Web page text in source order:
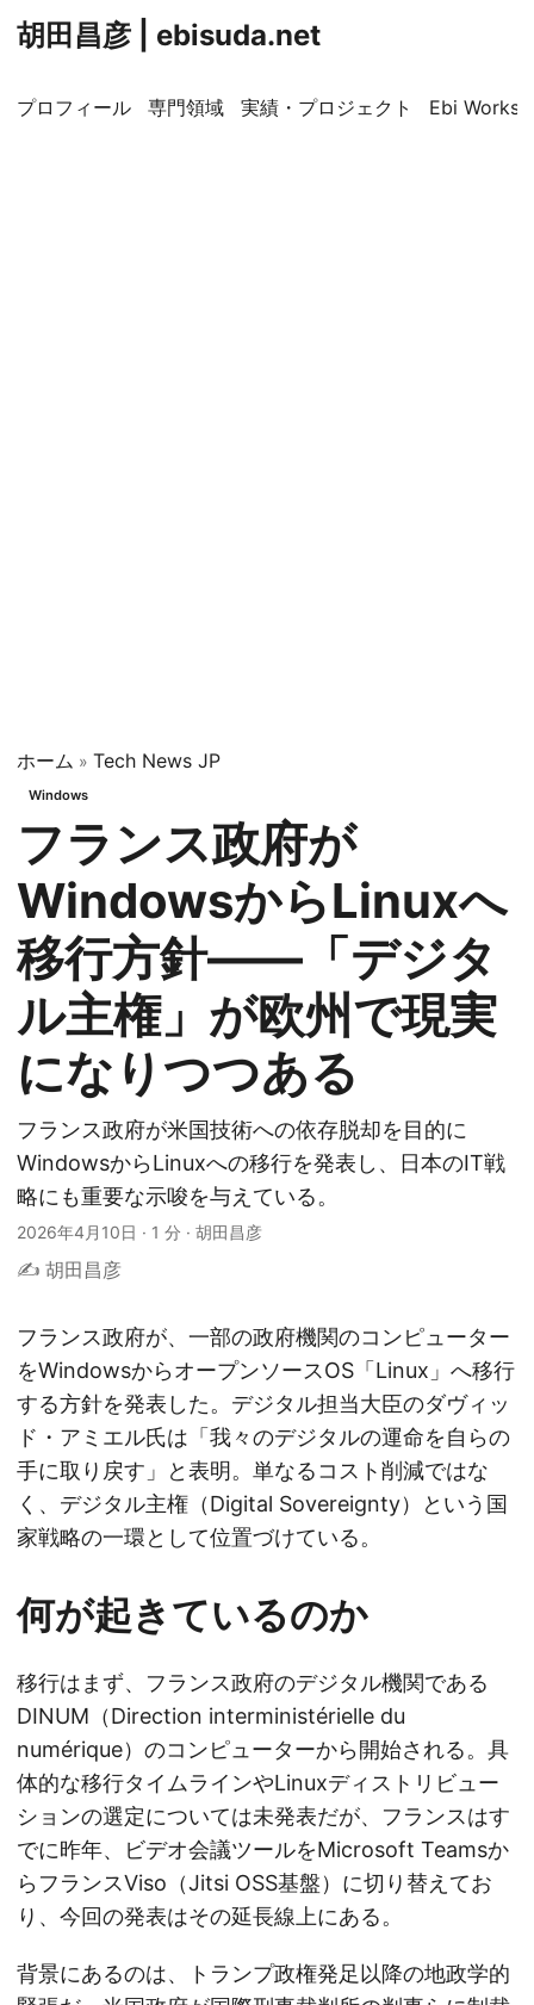
胡田昌彦 | ebisuda.net
プロフィール 専門領域 実績・プロジェクト Ebi
ホーム » Tech News JP
Windows
フランス政府が
WindowsからLinuxへ
移行方針——「デジタ
ル主権」が欧州で現実
になりつつある
フランス政府が米国技術への依存脱却を目的に
WindowsからLinuxへの移行を発表し、日本のIT戦
略にも重要な示唆を与えている。
2026年4月10日 · 1 分 · 胡田昌彦
✍️ 胡田昌彦
フランス政府が、一部の政府機関のコンピューター
をWindowsからオープンソースOS「Linux」へ移行
する方針を発表した。デジタル担当大臣のダヴィッ
ド・アミエル氏は「我々のデジタルの運命を自らの
手に取り戻す」と表明。単なるコスト削減ではな
く、デジタル主権（Digital Sovereignty）という国
家戦略の一環として位置づけている。
何が起きているのか
移行はまず、フランス政府のデジタル機関である
DINUM（Direction interministérielle du
numérique）のコンピューターから開始される。具
体的な移行タイムラインやLinuxディストリビュー
ションの選定については未発表だが、フランスはす
でに昨年、ビデオ会議ツールをMicrosoft Teamsか
らフランスViso（Jitsi OSS基盤）に切り替えてお
り、今回の発表はその延長線上にある。
背景にあるのは、トランプ政権発足以降の地政学的